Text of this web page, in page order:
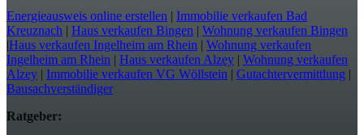
Energieausweis online erstellen | Immobilie verkaufen Bad
Kreuznach | Haus verkaufen Bingen | Wohnung verkaufen Bingen
|Haus verkaufen Ingelheim am Rhein | Wohnung verkaufen
Ingelheim am Rhein | Haus verkaufen Alzey | Wohnung verkaufen
Alzey | Immobilie verkaufen VG Wöllstein | Gutachtervermittlung |
Bausachverständiger
Ratgeber: